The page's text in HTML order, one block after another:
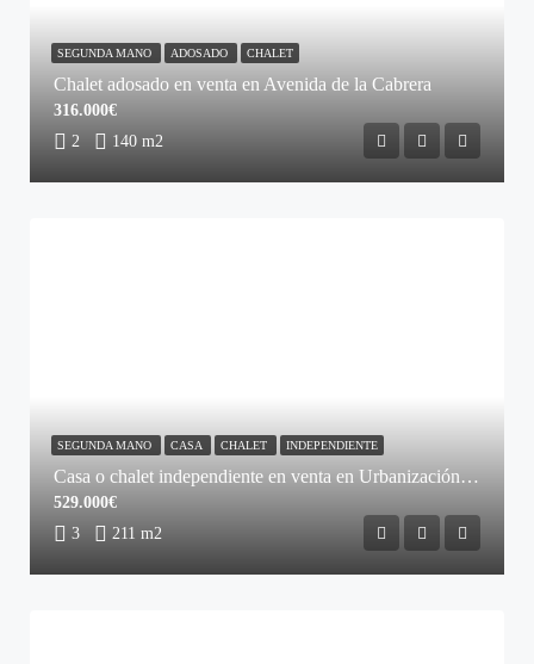
Chalet adosado en venta en Avenida de la Cabrera
2 140 m2
316.000€
SEGUNDA MANO ADOSADO CHALET
Casa o chalet independiente en venta en Urbanización Guadalcampo
3 211 m2
529.000€
SEGUNDA MANO CASA CHALET INDEPENDIENTE